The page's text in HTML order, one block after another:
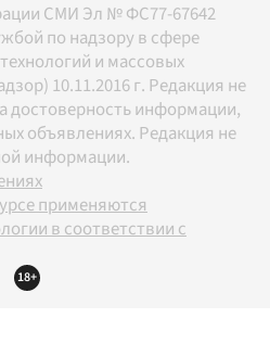
СМИ Эл № ФС77-67642
по надзору в сфере
и массовых
10.11.2016 г. Редакция не
достоверность информации,
объявлениях. Редакция не
информации.
применяются
в соответствии с
18+